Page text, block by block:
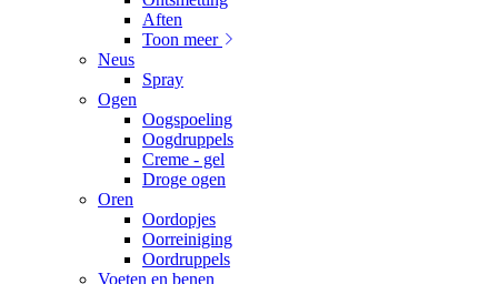
Aften
Toon meer
Neus
Spray
Ogen
Oogspoeling
Oogdruppels
Creme - gel
Droge ogen
Oren
Oordopjes
Oorreiniging
Oordruppels
Voeten en benen